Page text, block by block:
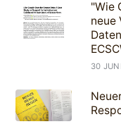
"Wie
neue
30